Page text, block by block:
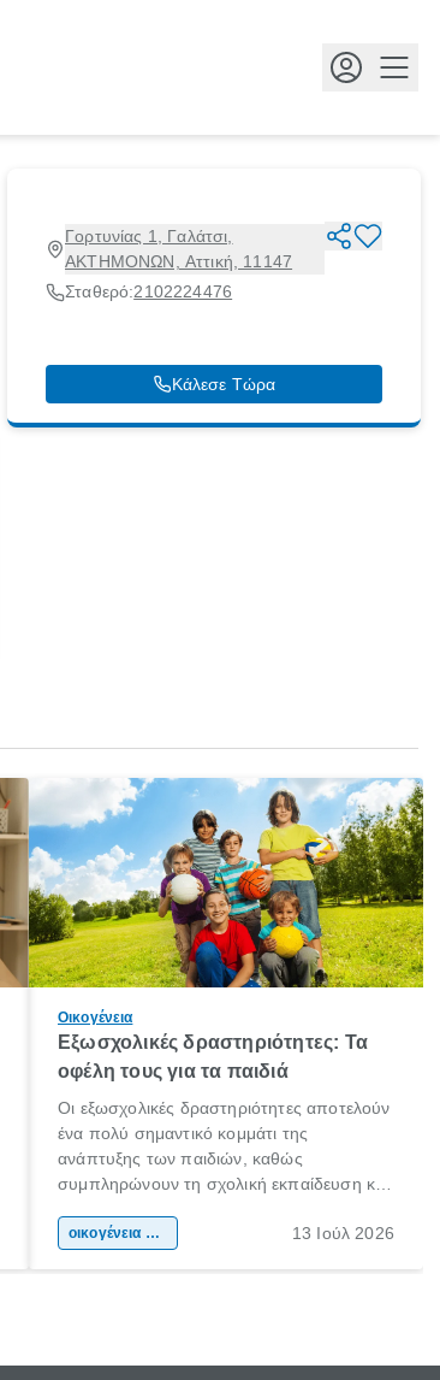
Γορτυνίας 1, Γαλάτσι,
ΑΚΤΗΜΟΝΩΝ, Αττική, 11147
Σταθερό:2102224476
Κάλεσε Τώρα
Οικογένεια
Εξωσχολικές δραστηριότητες: Τα
οφέλη τους για τα παιδιά
Οι εξωσχολικές δραστηριότητες αποτελούν
ένα πολύ σημαντικό κομμάτι της
ανάπτυξης των παιδιών, καθώς
συμπληρώνουν τη σχολική εκπαίδευση και
της προσωπικότητας, της κοινωνικότητας
οικογένεια & παιδί 13 Ιούλ 2026